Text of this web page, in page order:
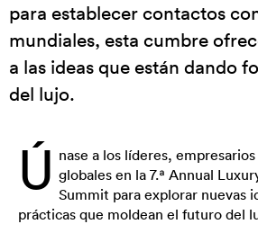
para establecer contactos
mundiales, esta cumbre
a las ideas que están dando
del lujo.
Ú nase a los líderes,
globales en la 7.ª Annual
Summit para explorar nuevas
prácticas que moldean el futuro del